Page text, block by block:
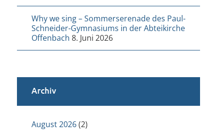
Why we sing – Sommerserenade des Paul-
Schneider-Gymnasiums in der Abteikirche
Offenbach 8. Juni 2026
Archiv
August 2026(2)